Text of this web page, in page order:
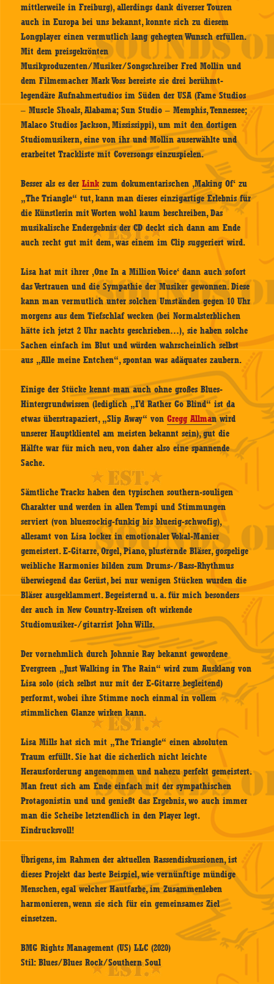
mittlerweile in Freiburg), allerdings dank diverser Touren
auch in Europa bei uns bekannt, konnte sich zu diesem
Longplayer einen vermutlich lang gehegten Wunsch erfüllen.
Mit dem preisgekrönten
Musikproduzenten/Musiker/Songschreiber Fred Mollin und
dem Filmemacher Mark Voss bereiste sie drei berühmt-
legendäre Aufnahmestudios im Süden der USA (Fame Studios
– Muscle Shoals, Alabama; Sun Studio – Memphis, Tennessee;
Malaco Studios Jackson, Mississippi), um mit den dortigen
Studiomusikern, eine von ihr und Mollin auserwählte und
erarbeitet Trackliste mit Coversongs einzuspielen.
Besser als es derLink zum dokumentarischen ‚Making Of‘ zu
„The Triangle“ tut, kann man dieses einzigartige Erlebnis für
die Künstlerin mit Worten wohl kaum beschreiben, Das
musikalische Endergebnis der CD deckt sich dann am Ende
auch recht gut mit dem, was einem im Clip suggeriert wird.
Lisa hat mit ihrer ‚One In a Million Voice‘ dann auch sofort
das Vertrauen und die Sympathie der Musiker gewonnen. Diese
kann man vermutlich unter solchen Umständen gegen 10 Uhr
morgens aus dem Tiefschlaf wecken (bei Normalsterblichen
hätte ich jetzt 2 Uhr nachts geschrieben…), sie haben solche
Sachen einfach im Blut und würden wahrscheinlich selbst
aus „Alle meine Entchen“, spontan was adäquates zaubern.
Einige der Stücke kennt man auch ohne großes Blues-
Hintergrundwissen (lediglich „I’d Rather Go Blind“ ist da
etwas überstrapaziert, „Slip Away“ vonGregg Allman wird
unserer Hauptklientel am meisten bekannt sein), gut die
Hälfte war für mich neu, von daher also eine spannende
Sache.
Sämtliche Tracks haben den typischen southern-souligen
Charakter und werden in allen Tempi und Stimmungen
serviert (von bluesrockig-funkig bis bluesig-schwofig),
allesamt von Lisa locker in emotionaler Vokal-Manier
gemeistert. E-Gitarre, Orgel, Piano, plusternde Bläser, gospelige
weibliche Harmonies bilden zum Drums-/Bass-Rhythmus
überwiegend das Gerüst, bei nur wenigen Stücken wurden die
Bläser ausgeklammert. Begeisternd u. a. für mich besonders
der auch in New Country-Kreisen oft wirkende
Studiomusiker-/gitarrist John Wills.
Der vornehmlich durch Johnnie Ray bekannt gewordene
Evergreen „Just Walking in The Rain“ wird zum Ausklang von
Lisa solo (sich selbst nur mit der E-Gitarre begleitend)
performt, wobei ihre Stimme noch einmal in vollem
stimmlichen Glanze wirken kann.
Lisa Mills hat sich mit „The Triangle“ einen absoluten
Traum erfüllt. Sie hat die sicherlich nicht leichte
Herausforderung angenommen und nahezu perfekt gemeistert.
Man freut sich am Ende einfach mit der sympathischen
Protagonistin und und genießt das Ergebnis, wo auch immer
man die Scheibe letztendlich in den Player legt.
Eindrucksvoll!
Übrigens, im Rahmen der aktuellen Rassendiskussionen, ist
dieses Projekt das beste Beispiel, wie vernünftige mündige
Menschen, egal welcher Hautfarbe, im Zusammenleben
harmonieren, wenn sie sich für ein gemeinsames Ziel
einsetzen.
BMG Rights Management (US) LLC (2020)
Stil: Blues/Blues Rock/Southern Soul